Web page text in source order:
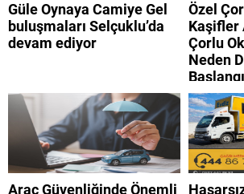
Güle Oynaya Camiye Gel
buluşmaları Selçuklu’da
devam ediyor
Özel
Kaşifler
Çorlu
Neden
Araç Güvenliğinde Önemli